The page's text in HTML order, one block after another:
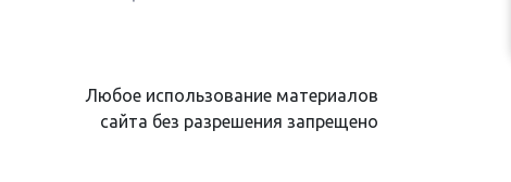
Любое использование материалов
сайта без разрешения запрещено